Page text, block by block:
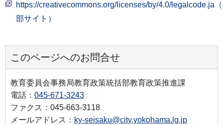
https://creativecommons.org/licenses/by/4.0/legalcode.ja
部サイト）
このページへのお問合せ
教育委員会事務局教育政策統括部教育政策推進課
電話： 045-671-3243
ファクス：045-663-3118
メールアドレス： ky-seisaku@city.yokohama.lg.jp